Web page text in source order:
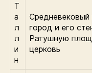
Т
а
л
л
и
н
город и его
Ратушную
церковь